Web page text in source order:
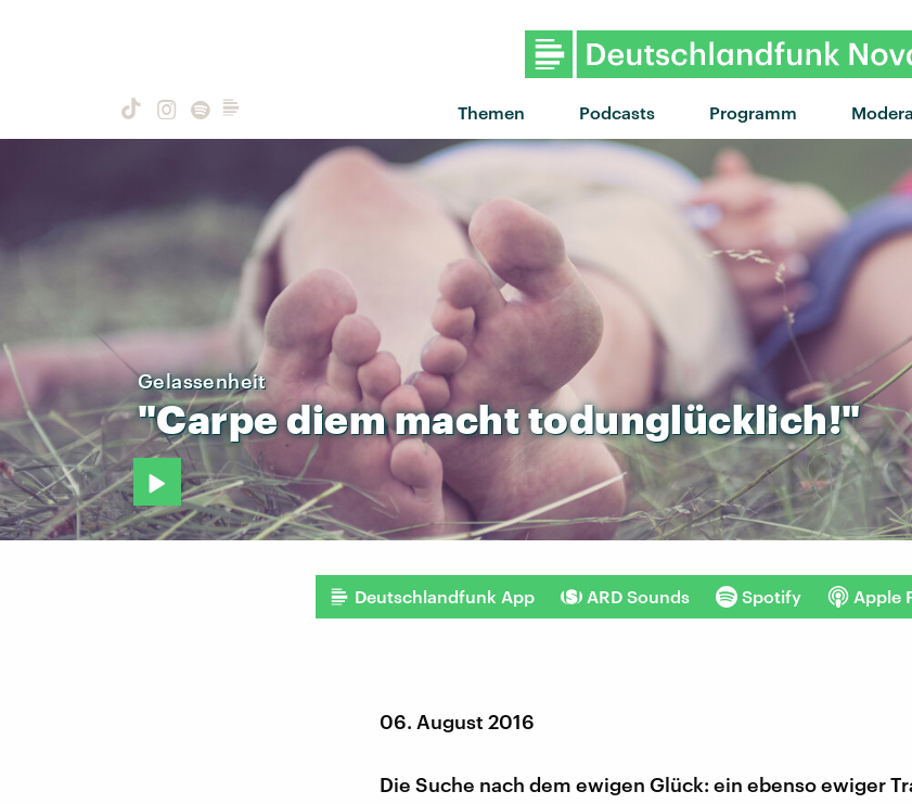
Themen Podcasts Programm
"ASPEN" von Channel
Gelassenheit
"Carpediemmachttodunglücklich!"
Deutschlandfunk App ARD Sounds Spotify Apple
06. August 2016
Die Suche nach dem ewigen Glück: ein ebenso ewiger